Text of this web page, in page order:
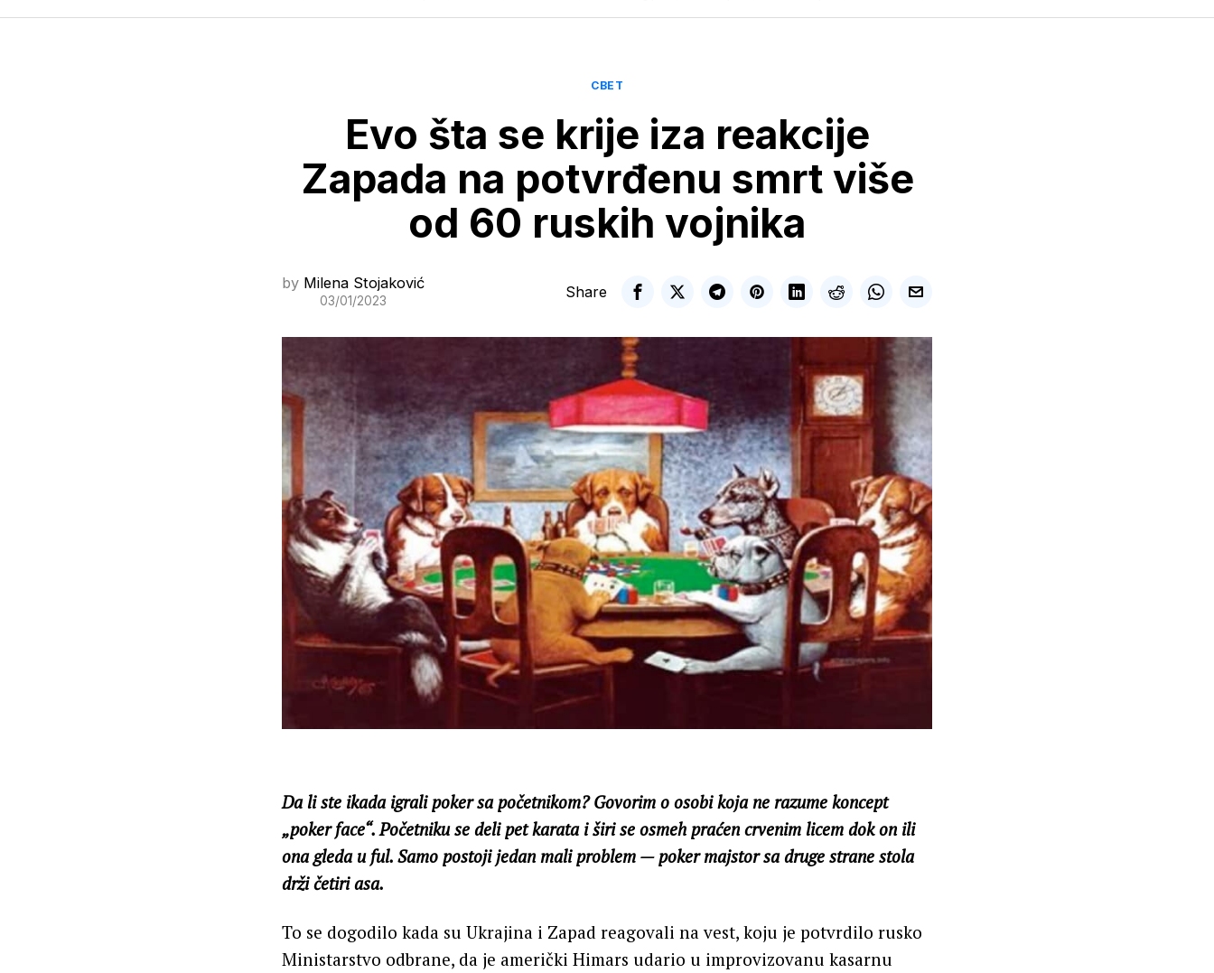
СВЕТ
Evo šta se krije iza reakcije
Zapada na potvrđenu smrt više
od 60 ruskih vojnika
by Milena Stojaković
03/01/2023
Share
Da li ste ikada igrali poker sa početnikom? Govorim o osobi koja ne razume koncept
„poker face“. Početniku se deli pet karata i širi se osmeh praćen crvenim licem dok on ili
ona gleda u ful. Samo postoji jedan mali problem — poker majstor sa druge strane stola
drži četiri asa.
To se dogodilo kada su Ukrajina i Zapad reagovali na vest, koju je potvrdilo rusko
Ministarstvo odbrane, da je američki Himars udario u improvizovanu kasarnu